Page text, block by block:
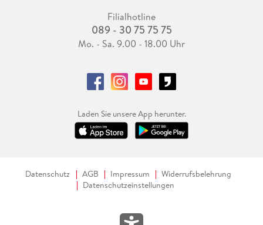
Filialhotline
089 - 30 75 75 75
Mo. - Sa. 9.00 - 18.00 Uhr
Laden Sie unsere App herunter.
Datenschutz AGB Impressum
Widerrufsbelehrung
Datenschutzeinstellungen